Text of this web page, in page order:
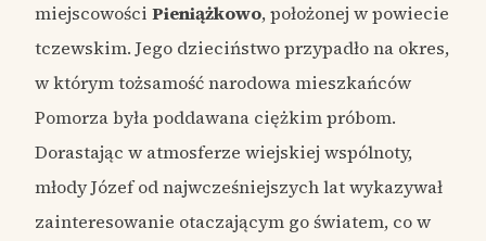
miejscowości Pieniążkowo, położonej w powiecie
tczewskim. Jego dzieciństwo przypadło na okres,
w którym tożsamość narodowa mieszkańców
Pomorza była poddawana ciężkim próbom.
Dorastając w atmosferze wiejskiej wspólnoty,
młody Józef od najwcześniejszych lat wykazywał
zainteresowanie otaczającym go światem, co w